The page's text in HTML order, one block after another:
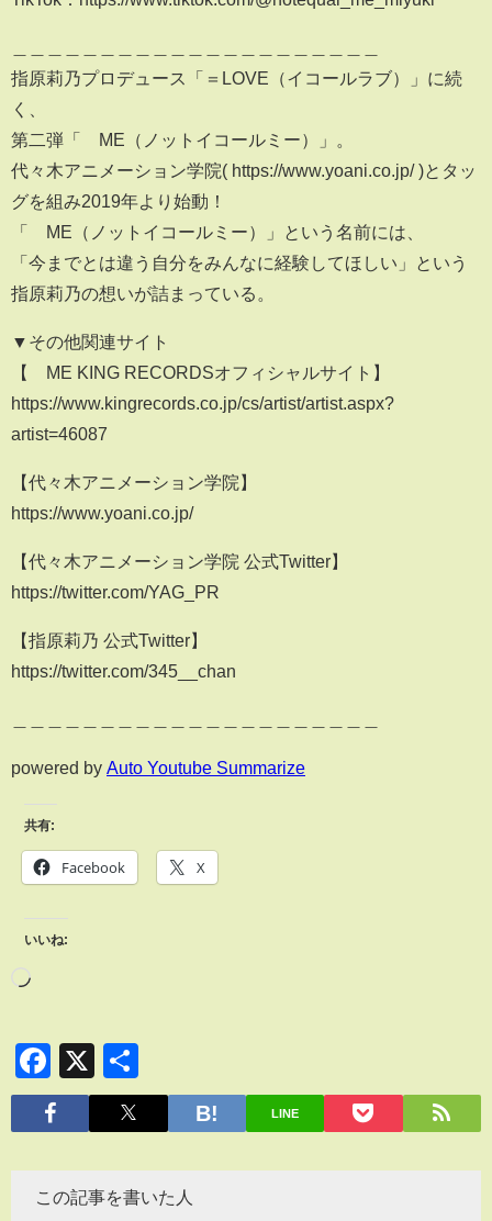
指原莉乃プロデュース「＝LOVE（イコールラブ）」に続
く、
第二弾「≠ME（ノットイコールミー）」。
代々木アニメーション学院( https://www.yoani.co.jp/ )とタッ
グを組み2019年より始動！
「≠ME（ノットイコールミー）」という名前には、
「今までとは違う自分をみんなに経験してほしい」という
指原莉乃の想いが詰まっている。
▼その他関連サイト
【≠ME KING RECORDSオフィシャルサイト】
https://www.kingrecords.co.jp/cs/artist/artist.aspx?
artist=46087
【代々木アニメーション学院】
https://www.yoani.co.jp/
【代々木アニメーション学院 公式Twitter】
https://twitter.com/YAG_PR
【指原莉乃 公式Twitter】
https://twitter.com/345__chan
powered by Auto Youtube Summarize
共有:
Facebook X
いいね:
Facebook
X
有
LINE
この記事を書いた人